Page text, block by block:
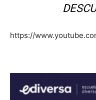
https://